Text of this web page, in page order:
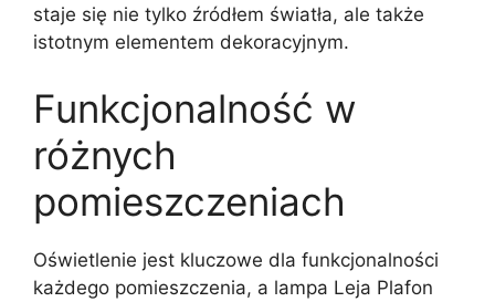
staje się nie tylko źródłem światła, ale także
istotnym elementem dekoracyjnym.
Funkcjonalność w
różnych
pomieszczeniach
Oświetlenie jest kluczowe dla funkcjonalności
każdego pomieszczenia, a lampa Leja Plafon